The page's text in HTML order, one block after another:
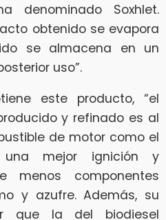
denominado Soxhlet.
obtenido se evapora
se almacena en un
uso”.
este producto, “el
y refinado es al
de motor como el
una mejor ignición y
menos componentes
y azufre. Además, su
que la del biodiesel